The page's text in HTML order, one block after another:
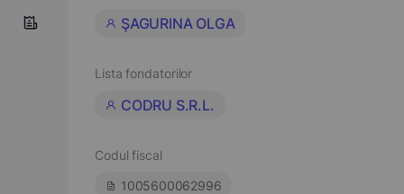
ŞAGURINA OLGA
Lista fondatorilor
CODRU S.R.L.
Codul fiscal
1005600062996